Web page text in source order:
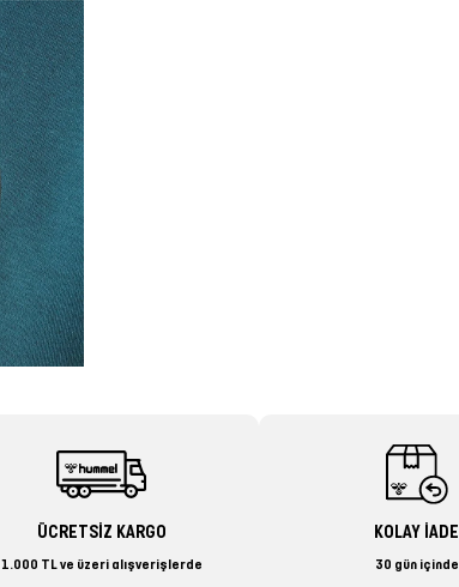
ÜCRETSİZ KARGO
1.000 TL ve üzeri alışverişlerde
KOLAY İADE
30 gün içinde